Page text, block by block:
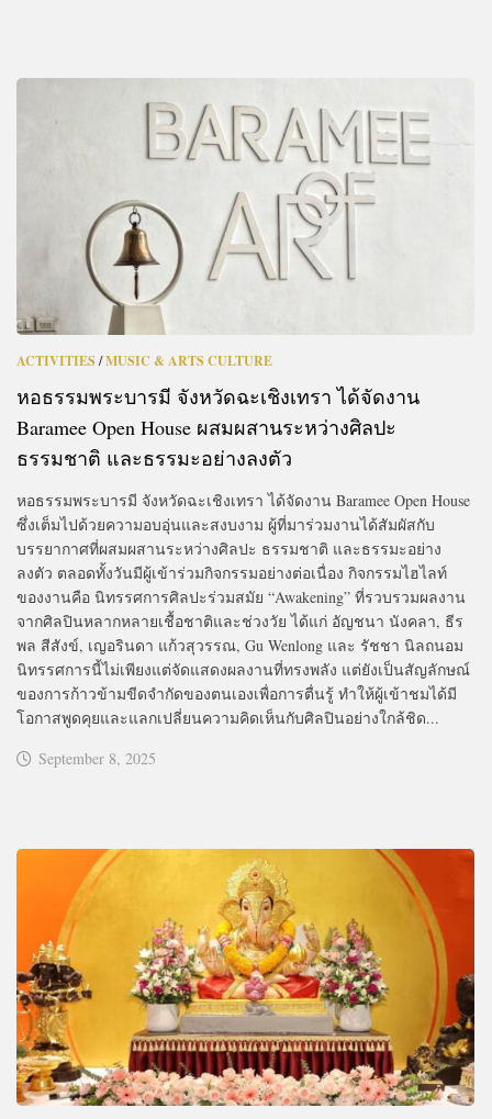
ACTIVITIES/MUSIC & ARTS CULTURE
หอธรรมพระบารมี จังหวัดฉะเชิงเทรา ได้จัดงาน
Baramee Open House ผสมผสานระหว่างศิลปะ
ธรรมชาติ และธรรมะอย่างลงตัว
หอธรรมพระบารมี จังหวัดฉะเชิงเทรา ได้จัดงาน Baramee Open House
ซึ่งเต็มไปด้วยความอบอุ่นและสงบงาม ผู้ที่มาร่วมงานได้สัมผัสกับ
บรรยากาศที่ผสมผสานระหว่างศิลปะ ธรรมชาติ และธรรมะอย่าง
ลงตัว ตลอดทั้งวันมีผู้เข้าร่วมกิจกรรมอย่างต่อเนื่อง กิจกรรมไฮไลท์
ของงานคือ นิทรรศการศิลปะร่วมสมัย “Awakening” ที่รวบรวมผลงาน
จากศิลปินหลากหลายเชื้อชาติและช่วงวัย ได้แก่ อัญชนา นังคลา, ธีร
พล สีสังข์, เญอรินดา แก้วสุวรรณ, Gu Wenlong และ รัชชา นิลถนอม
นิทรรศการนี้ไม่เพียงแต่จัดแสดงผลงานที่ทรงพลัง แต่ยังเป็นสัญลักษณ์
ของการก้าวข้ามขีดจำกัดของตนเองเพื่อการตื่นรู้ ทำให้ผู้เข้าชมได้มี
โอกาสพูดคุยและแลกเปลี่ยนความคิดเห็นกับศิลปินอย่างใกล้ชิด...
September 8, 2025